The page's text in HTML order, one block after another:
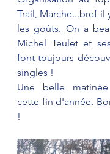
Trail, Marche...bref il
les goûts. On a
Michel Teulet et
font toujours
singles !
Une belle
cette fin d'année.
!